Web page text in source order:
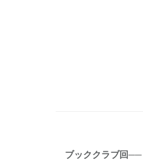
ブッククラブ回──